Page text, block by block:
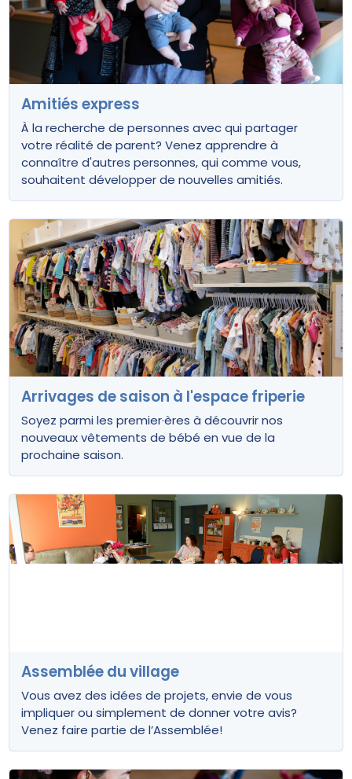
Amitiés express
À la recherche de personnes avec qui partager
votre réalité de parent? Venez apprendre à
connaître d'autres personnes, qui comme vous,
souhaitent développer de nouvelles amitiés.
Arrivages de saison à l'espace friperie
Soyez parmi les premier·ères à découvrir nos
nouveaux vêtements de bébé en vue de la
prochaine saison.
Assemblée du village
Vous avez des idées de projets, envie de vous
impliquer ou simplement de donner votre avis?
Venez faire partie de l’Assemblée!